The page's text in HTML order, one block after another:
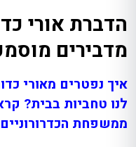
הדברת אורי
מדבירים
איך נפטרים מאורי
לנו טחביות בבית?
ממשפחת